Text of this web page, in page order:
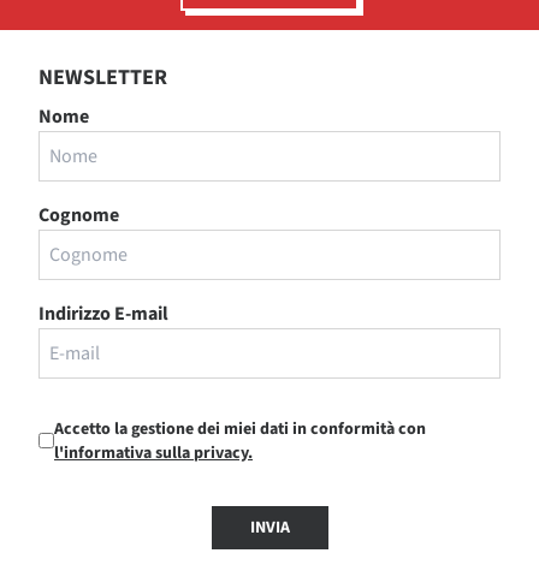
NEWSLETTER
Nome
Cognome
Indirizzo E-mail
Accetto la gestione dei miei dati in conformità con
l'informativa sulla privacy.
INVIA